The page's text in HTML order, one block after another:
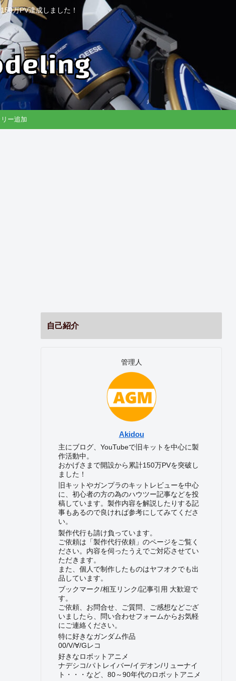
万PV達成しました！
ー追加
自己紹介
管理人
Akidou
主にブログ、YouTubeで旧キットを中心に製
作活動中。
おかげさまで開設から累計150万PVを突破し
ました！
旧キットやガンプラのキットレビューを中心
に、初心者の方の為のハウツー記事などを投
稿しています。製作内容を解説したりする記
事もあるので良ければ参考にしてみてくださ
い。
製作代行も請け負っています。
ご依頼は「製作代行依頼」のページをご覧く
ださい。内容を伺ったうえでご対応させてい
ただきます。
また、個人で制作したものはヤフオクでも出
品しています。
ブックマーク/相互リンク/記事引用 大歓迎で
す。
ご依頼、お問合せ、ご質問、ご感想などござ
いましたら、問い合わせフォームからお気軽
にご連絡ください。
特に好きなガンダム作品
00/V/∀/Gレコ
好きなロボットアニメ
ナデシコ/パトレイバー/イデオン/リューナイ
ト・・・など、80～90年代のロボットアニメ